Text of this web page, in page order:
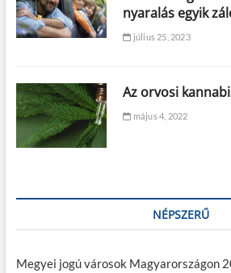
nyaralás egyik
július 25, 2023
Az orvosi
május 4, 2022
NÉPSZERŰ
Megyei jogú városok Magyarországon